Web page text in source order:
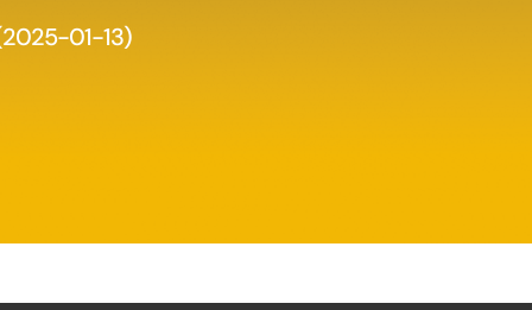
01-13)